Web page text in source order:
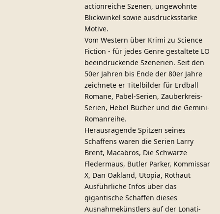
actionreiche Szenen, ungewohnte
Blickwinkel sowie ausdrucksstarke
Motive.
Vom Western über Krimi zu Science
Fiction - für jedes Genre gestaltete LO
beeindruckende Szenerien. Seit den
50er Jahren bis Ende der 80er Jahre
zeichnete er Titelbilder für Erdball
Romane, Pabel-Serien, Zauberkreis-
Serien, Hebel Bücher und die Gemini-
Romanreihe.
Herausragende Spitzen seines
Schaffens waren die Serien Larry
Brent, Macabros, Die Schwarze
Fledermaus, Butler Parker, Kommissar
X, Dan Oakland, Utopia, Rothaut
Ausführliche Infos über das
gigantische Schaffen dieses
Ausnahmekünstlers auf der Lonati-